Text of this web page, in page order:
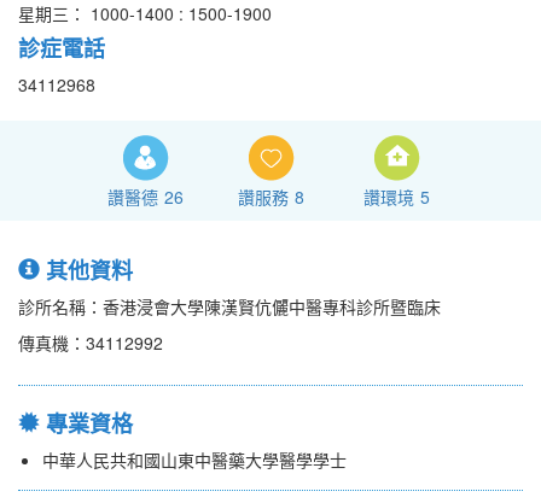
星期三： 1000-1400 : 1500-1900
診症電話
34112968
讚醫德 26 讚服務 8 讚環境 5
其他資料
診所名稱：香港浸會大學陳漢賢伉儷中醫專科診所暨臨床
傳真機：34112992
專業資格
中華人民共和國山東中醫藥大學醫學學士